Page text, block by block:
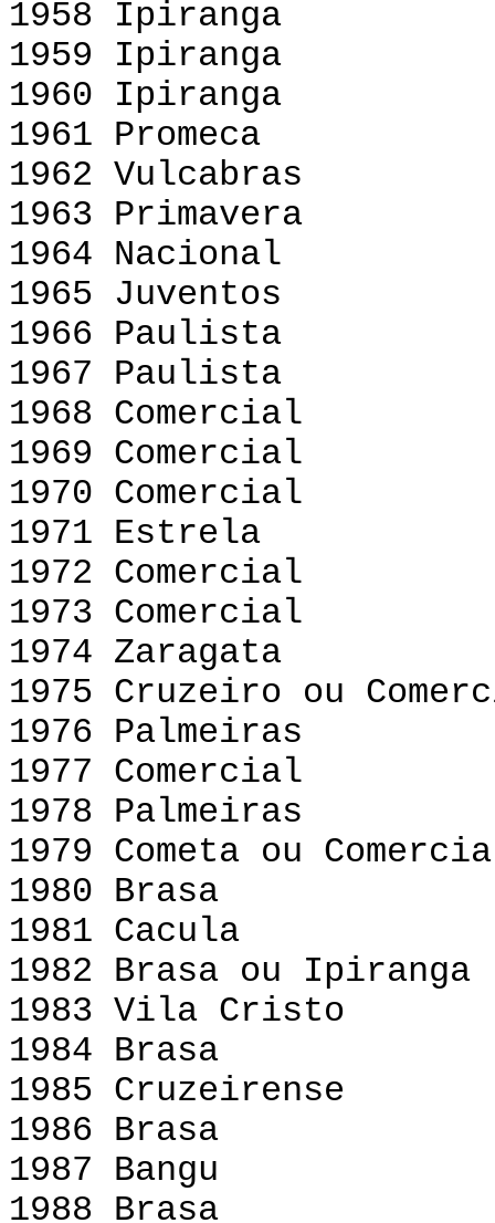
1958 Ipiranga
1959 Ipiranga
1960 Ipiranga
1961 Promeca
1962 Vulcabras
1963 Primavera
1964 Nacional
1965 Juventos
1966 Paulista
1967 Paulista
1968 Comercial
1969 Comercial
1970 Comercial
1971 Estrela
1972 Comercial
1973 Comercial
1974 Zaragata
1975 Cruzeiro ou
1976 Palmeiras
1977 Comercial
1978 Palmeiras
1979 Cometa ou
1980 Brasa
1981 Cacula
1982 Brasa ou Ipiranga
1983 Vila Cristo
1984 Brasa
1985 Cruzeirense
1986 Brasa
1987 Bangu
1988 Brasa